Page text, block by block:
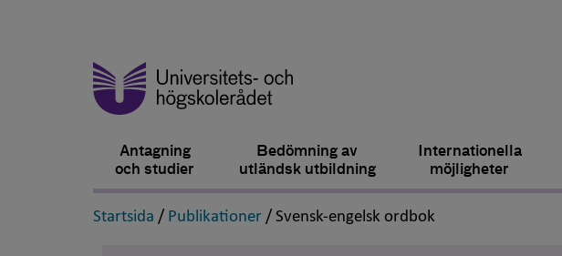
Antagning
och studier
Bedömning av
utländsk utbildning
Internationella
möjligheter
Startsida ,
/ Publikationer ,
/ Svensk-engelsk ordbok